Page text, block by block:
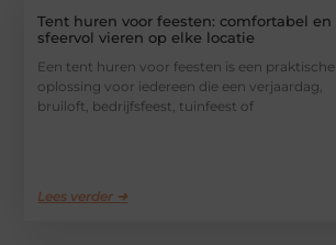
Tent huren voor feesten: comfortabel en
sfeervol vieren op elke locatie
Een tent huren voor feesten is een praktische
oplossing voor iedereen die een verjaardag,
bruiloft, bedrijfsfeest, tuinfeest of
Lees verder ➜